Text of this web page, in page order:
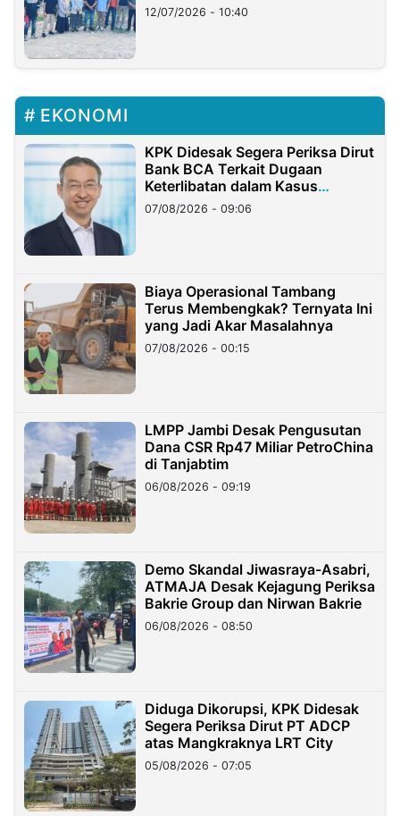
12/07/2026 - 10:40
EKONOMI
KPK Didesak Segera Periksa Dirut
Bank BCA Terkait Dugaan
Keterlibatan dalam Kasus
Hilangnya Dana Nasabah Rp2,58
Miliar
07/08/2026 - 09:06
Biaya Operasional Tambang
Terus Membengkak? Ternyata Ini
yang Jadi Akar Masalahnya
07/08/2026 - 00:15
LMPP Jambi Desak Pengusutan
Dana CSR Rp47 Miliar PetroChina
di Tanjabtim
06/08/2026 - 09:19
Demo Skandal Jiwasraya-Asabri,
ATMAJA Desak Kejagung Periksa
Bakrie Group dan Nirwan Bakrie
06/08/2026 - 08:50
Diduga Dikorupsi, KPK Didesak
Segera Periksa Dirut PT ADCP
atas Mangkraknya LRT City
05/08/2026 - 07:05